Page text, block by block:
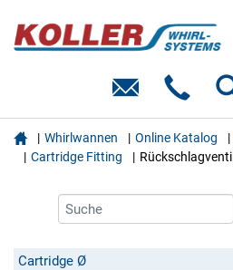
 Whirlwannen Online Katalog
Cartridge Fitting
Rückschlagventil
Cartridge Ø